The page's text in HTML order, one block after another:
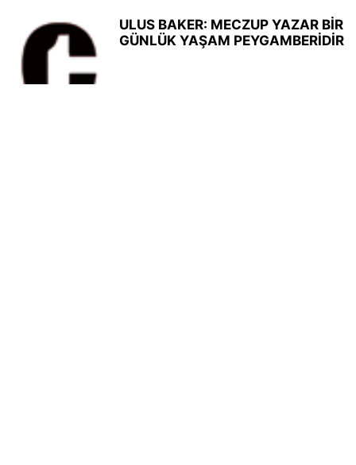
ULUS BAKER: MECZUP YAZAR BİR
GÜNLÜK YAŞAM PEYGAMBERİDİR